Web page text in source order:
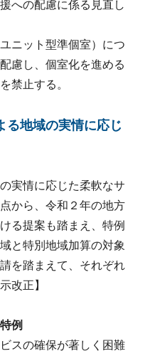
への配慮に係る見直し
ニット型準個室）につ
慮し、個室化を進める
禁止する。
る地域の実情に応じ
実情に応じた柔軟なサ
から、令和２年の地方
る提案も踏まえ、特例
と特別地域加算の対象
を踏まえて、それぞれ
改正】
例
スの確保が著しく困難